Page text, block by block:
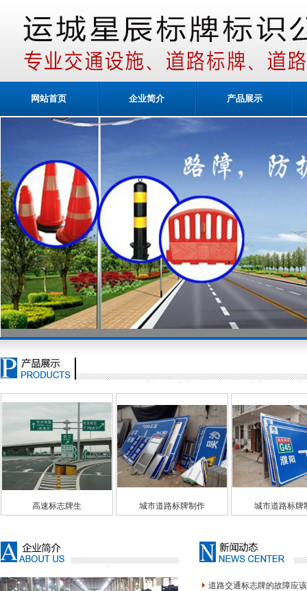
网站首页 企业简介 产品展示
城市道路标牌制作 城市道路标牌制作
道路交通标志牌的故障应